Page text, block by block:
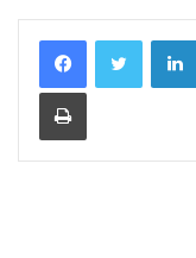
Print